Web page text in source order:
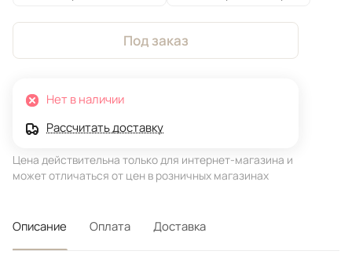
Под заказ
Нет в наличии
Рассчитать доставку
Цена действительна только для интернет-магазина и
может отличаться от цен в розничных магазинах
Описание Оплата Доставка